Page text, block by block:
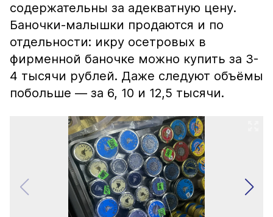
содержательны за адекватную цену.
Баночки-малышки продаются и по
отдельности: икру осетровых в
фирменной баночке можно купить за 3-
4 тысячи рублей. Даже следуют объёмы
побольше — за 6, 10 и 12,5 тысячи.